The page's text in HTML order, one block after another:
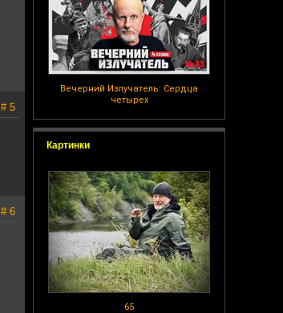
Вечерний Излучатель: Сердца
четырех
Картинки
65
# 5
# 6